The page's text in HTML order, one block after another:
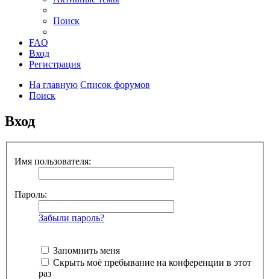
Поиск
FAQ
Вход
Регистрация
На главную Список форумов
Поиск
Вход
Имя пользователя:
Пароль:
Забыли пароль?
Запомнить меня
Скрыть моё пребывание на конференции в этот
раз